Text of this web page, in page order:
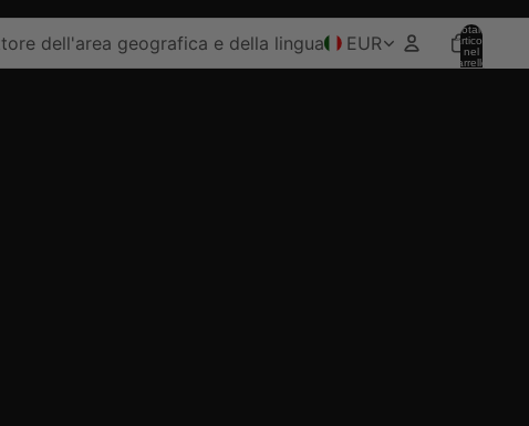
dell'area geografica e della lingua EUR
Totale
articoli
nel
carrello: